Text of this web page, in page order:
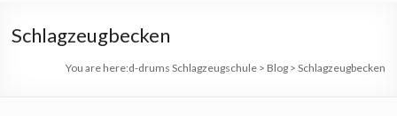
Schlagzeugbecken
You are here:d-drums Schlagzeugschule> Blog> Schlagzeugbecken